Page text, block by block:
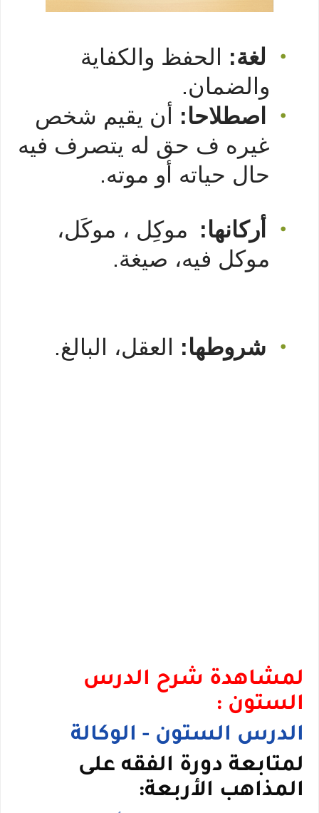
• لغة:
الحفظ والكفاية
والضمان.
• اصطلاحا:
أن يقيم شخص
غيره ف حق له يتصرف فيه
حال حياته أو موته.
• أركانها: موكِل ، موكَل،
موكل فيه، صيغة.
• شروطها: العقل، البالغ.
لمشاهدة شرح الدرس
الستون :
الدرس الستون - الوكالة
لمتابعة دورة الفقه على
المذاهب الأربعة: